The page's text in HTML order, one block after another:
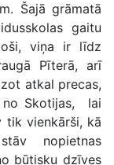
Šajā grāmatā
gaitu
viņa ir līdz
Pīterā, arī
atkal precas,
no Skotijas, lai
tik vienkārši, kā
nopietnas
būtisku dzīves